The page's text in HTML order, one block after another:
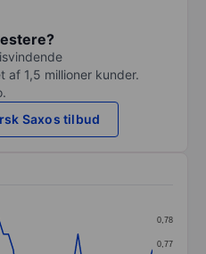
af 1,5 millioner kunder.
Saxos tilbud
0,77
0,78